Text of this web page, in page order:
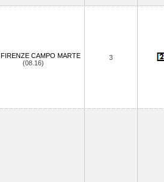
FIRENZE CAMPO MARTE
(08.16)
3